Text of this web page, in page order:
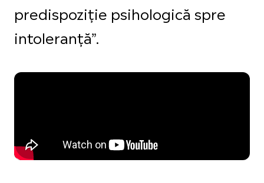
predispoziție psihologică spre
intoleranță”.